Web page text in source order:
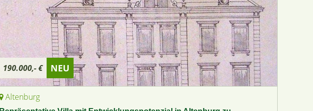
190.000,- € NEU
Altenburg